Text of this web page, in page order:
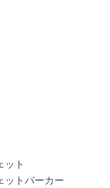
ット
ットパーカー